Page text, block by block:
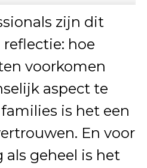
zijn dit
hoe
voorkomen
aspect te
is het een
En voor
als geheel is het